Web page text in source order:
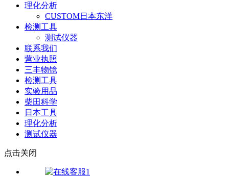
理化分析
CUSTOM日本东洋
检测工具
测试仪器
联系我们
营业执照
三丰物镜
检测工具
实验用品
柴田科学
日本工具
理化分析
测试仪器
点击关闭